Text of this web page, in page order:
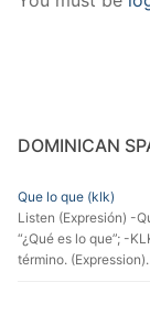
DOMINICAN
Que lo que (klk)
Listen (Expresión) -
“¿Qué es lo que”; -
término.